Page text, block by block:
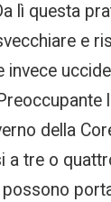
lì questa
e
invece
della
a tre o